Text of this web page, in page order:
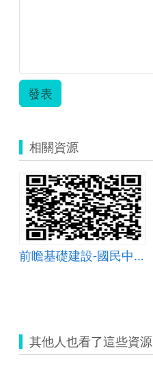
發表
相關資源
前瞻基礎建設-國民中小學校園數位建設計畫
其他人也看了這些資源